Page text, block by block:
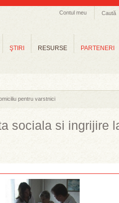
Caută
Contul meu
ŞTIRI RESURSE PARTENERI
pentru varstnici
sociala si ingrijire